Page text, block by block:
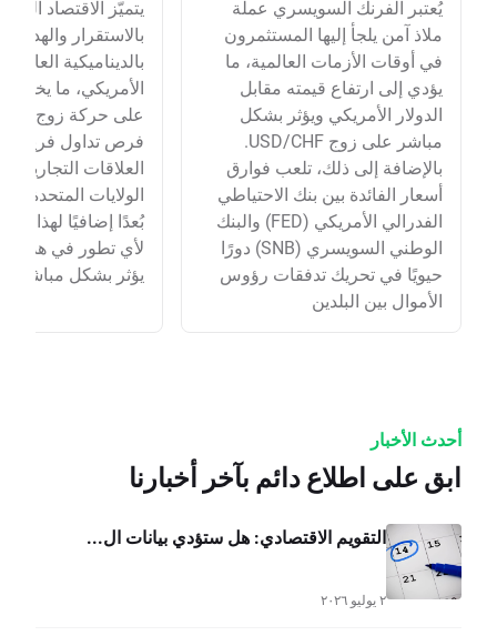
يُعتبر الفرنك السويسري عملة
ملاذ آمن يلجأ إليها المستثمرون
في أوقات الأزمات العالمية، ما
يؤدي إلى ارتفاع قيمته مقابل
الدولار الأمريكي ويؤثر بشكل
مباشر على زوج USD/CHF.
بالإضافة إلى ذلك، تلعب فوارق
أسعار الفائدة بين بنك الاحتياطي
الفدرالي الأمريكي (FED) والبنك
الوطني السويسري (SNB) دورًا
حيويًا في تحريك تدفقات رؤوس
الأموال بين البلدين
يتميّز الاقتصاد
بالاستقرار والهدوء
بالديناميكية العالية
الأمريكي، ما يخلق
فرص تداول فريدة.
العلاقات التجارية
الولايات المتحدة
بُعدًا إضافيًا لهذا
لأي تطور في هذه
يؤثر بشكل مباشر
أحدث الأخبار
ابق على اطلاع دائم بآخر أخبارنا
التقويم الاقتصادي: هل ستؤدي بيانات ال...
٢ يوليو ٢٠٢٦